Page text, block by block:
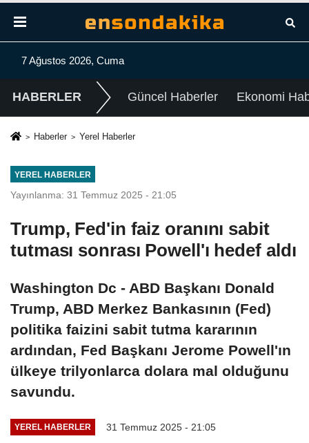
7 Ağustos 2026, Cuma
HABERLER Güncel Haberler Ekonomi
Haberler Yerel Haberler
YEREL HABERLER
Yayınlanma: 31 Temmuz 2025 - 21:05
Trump, Fed'in faiz oranını sabit
tutması sonrası Powell'ı hedef aldı
Washington Dc - ABD Başkanı Donald
Trump, ABD Merkez Bankasının (Fed)
politika faizini sabit tutma kararının
ardından, Fed Başkanı Jerome Powell'ın
ülkeye trilyonlarca dolara mal olduğunu
savundu.
YEREL HABERLER 31 Temmuz 2025 - 21:05